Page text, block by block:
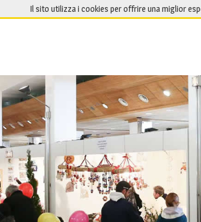
Il sito utilizza i cookies per offrire una miglior